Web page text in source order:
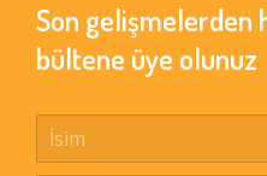
Son gelişmelerden
bültene üye olunuz